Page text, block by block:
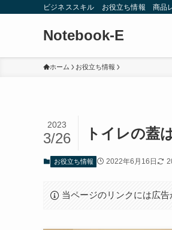
ビジネススキル お役立ち情報 商品
Notebook-E
ホーム お役立ち情報
トイレの蓋
2023
3/26
お役立ち情報 2022年6月16日
当ページのリンクには広告